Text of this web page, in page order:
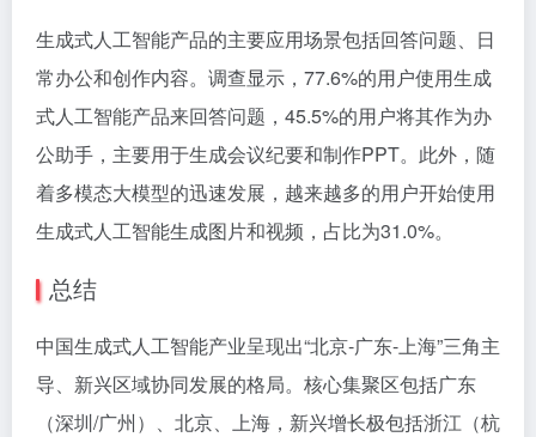
生成式人工智能产品的主要应用场景包括回答问题、日
常办公和创作内容。调查显示，77.6%的用户使用生成
式人工智能产品来回答问题，45.5%的用户将其作为办
公助手，主要用于生成会议纪要和制作PPT。此外，随
着多模态大模型的迅速发展，越来越多的用户开始使用
生成式人工智能生成图片和视频，占比为31.0%。
总结
中国生成式人工智能产业呈现出“北京-广东-上海”三角主
导、新兴区域协同发展的格局。核心集聚区包括广东
（深圳/广州）、北京、上海，新兴增长极包括浙江（杭